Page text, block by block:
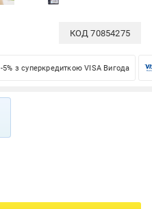
КОД70854275
-5% з суперкредиткою VISA Вигода